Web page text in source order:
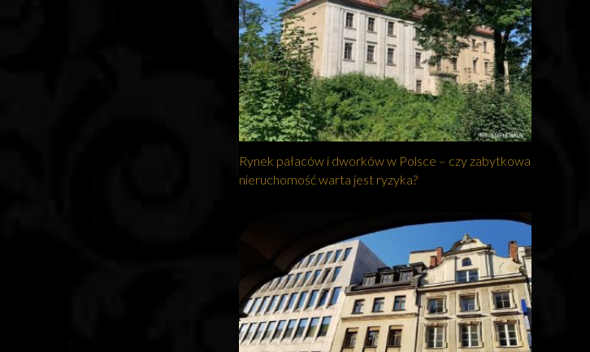
Rynek pałaców i dworków w Polsce – czy zabytkowa
nieruchomość warta jest ryzyka?